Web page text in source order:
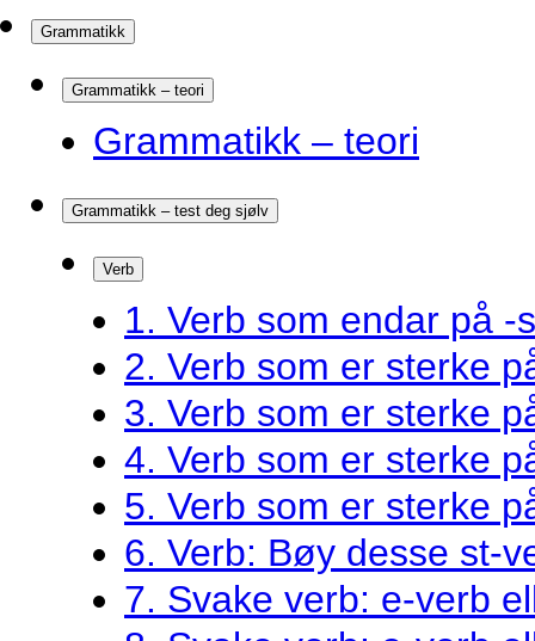
Grammatikk
Grammatikk – teori
Grammatikk – teori
Grammatikk – test deg sjølv
Verb
1. Verb som endar på -
2. Verb som er sterke
3. Verb som er sterke
4. Verb som er sterke
5. Verb som er sterke
6. Verb: Bøy desse st-
7. Svake verb: e-verb